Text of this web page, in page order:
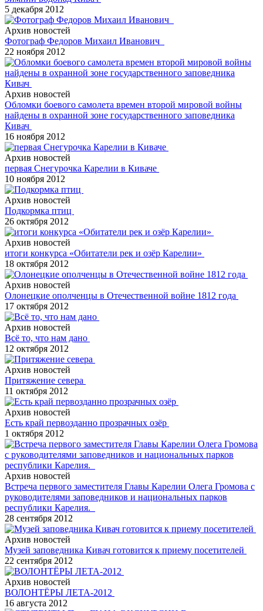
5 декабря 2012
Архив новостей
Фотограф Федоров Михаил Иванович
22 ноября 2012
Архив новостей
Обломки боевого самолета времен второй мировой войны
найдены в охранной зоне государственного заповедника
Кивач
16 ноября 2012
Архив новостей
первая Снегурочка Карелии в Киваче
10 ноября 2012
Архив новостей
Подкормка птиц
26 октября 2012
Архив новостей
итоги конкурса «Обитатели рек и озёр Карелии»
18 октября 2012
Архив новостей
Олонецкие ополченцы в Отечественной войне 1812 года
17 октября 2012
Архив новостей
Всё то, что нам дано
12 октября 2012
Архив новостей
Притяжение севера
11 октября 2012
Архив новостей
Есть край первозданно прозрачных озёр
1 октября 2012
Архив новостей
Встреча первого заместителя Главы Карелии Олега Громова с
руководителями заповедников и национальных парков
республики Карелия.
28 сентября 2012
Архив новостей
Музей заповедника Кивач готовится к приему посетителей
22 сентября 2012
Архив новостей
ВОЛОНТЁРЫ ЛЕТА-2012
16 августа 2012